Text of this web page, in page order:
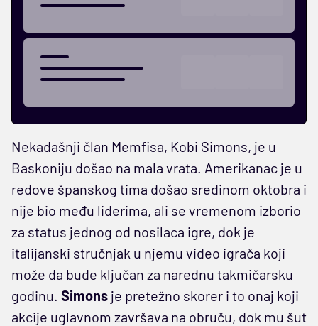
Nekadašnji član Memfisa, Kobi Simons, je u
Baskoniju došao na mala vrata. Amerikanac je u
redove španskog tima došao sredinom oktobra i
nije bio među liderima, ali se vremenom izborio
za status jednog od nosilaca igre, dok je
italijanski stručnjak u njemu video igrača koji
može da bude ključan za narednu takmičarsku
godinu. Simons je pretežno skorer i to onaj koji
akcije uglavnom završava na obruču, dok mu šut